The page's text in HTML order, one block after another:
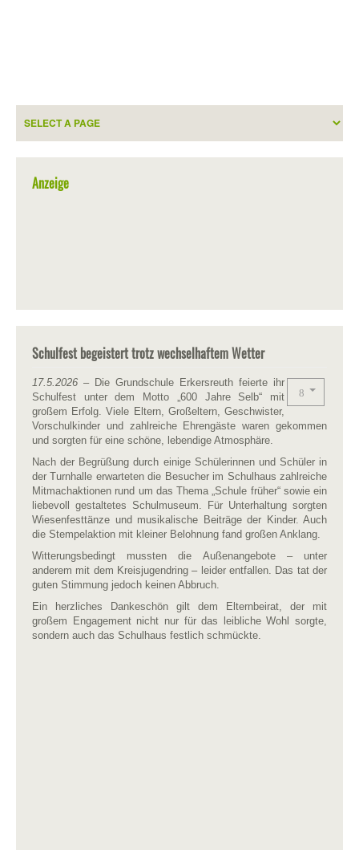
Anzeige
Schulfest begeistert trotz wechselhaftem Wetter
17.5.2026 – Die Grundschule Erkersreuth feierte ihr
Schulfest unter dem Motto „600 Jahre Selb“ mit
großem Erfolg. Viele Eltern, Großeltern, Geschwister,
Vorschulkinder und zahlreiche Ehrengäste waren gekommen
und sorgten für eine schöne, lebendige Atmosphäre.
Nach der Begrüßung durch einige Schülerinnen und Schüler in
der Turnhalle erwarteten die Besucher im Schulhaus zahlreiche
Mitmachaktionen rund um das Thema „Schule früher“ sowie ein
liebevoll gestaltetes Schulmuseum. Für Unterhaltung sorgten
Wiesenfesttänze und musikalische Beiträge der Kinder. Auch
die Stempelaktion mit kleiner Belohnung fand großen Anklang.
Witterungsbedingt mussten die Außenangebote – unter
anderem mit dem Kreisjugendring – leider entfallen. Das tat der
guten Stimmung jedoch keinen Abbruch.
Ein herzliches Dankeschön gilt dem Elternbeirat, der mit
großem Engagement nicht nur für das leibliche Wohl sorgte,
sondern auch das Schulhaus festlich schmückte.